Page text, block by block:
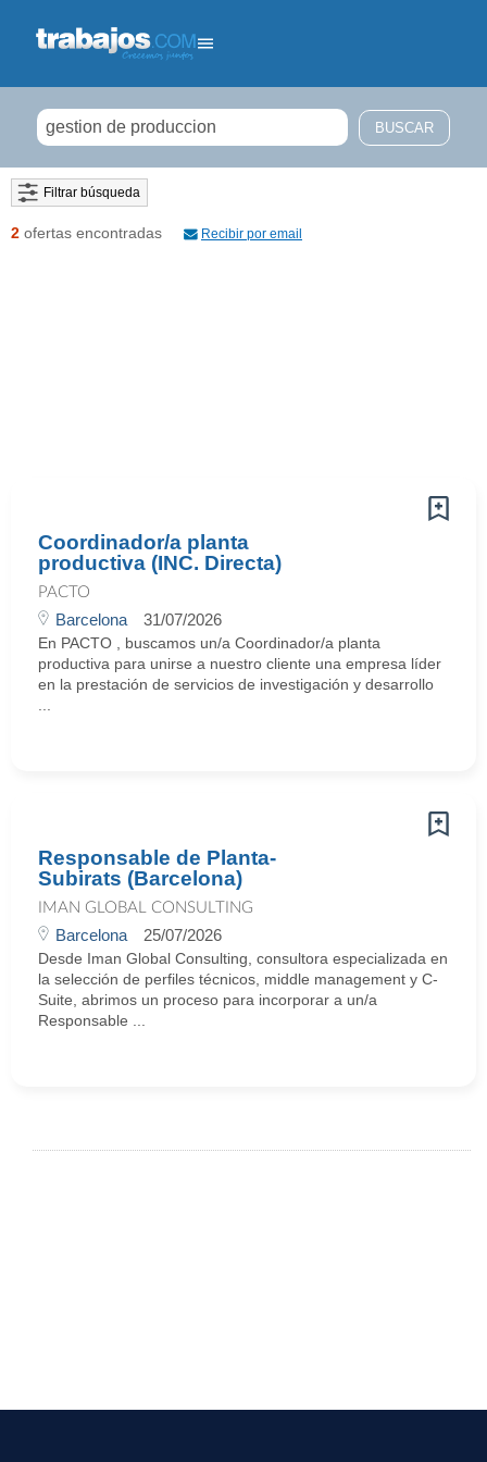
Filtrar búsqueda
2 ofertas encontradas Recibir por email
Coordinador/a planta
productiva (INC. Directa)
PACTO
Barcelona 31/07/2026
En PACTO , buscamos un/a Coordinador/a planta
productiva para unirse a nuestro cliente una empresa líder
en la prestación de servicios de investigación y desarrollo
Responsable de Planta-
Subirats (Barcelona)
IMAN GLOBAL CONSULTING
Barcelona 25/07/2026
Desde Iman Global Consulting, consultora especializada en
la selección de perfiles técnicos, middle management y C-
Suite, abrimos un proceso para incorporar a un/a
Responsable ...